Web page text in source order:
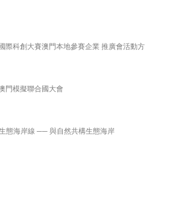
際科創大賽澳門本地參賽企業 推廣會活動方
門模擬聯合國大會
態海岸線 ── 與自然共構生態海岸